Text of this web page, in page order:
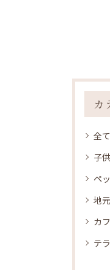
カ
全
子
ペ
地
カ
テ